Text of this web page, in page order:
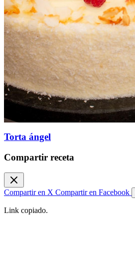
Torta ángel
Compartir receta
Compartir en X Compartir en Facebook
Link copiado.